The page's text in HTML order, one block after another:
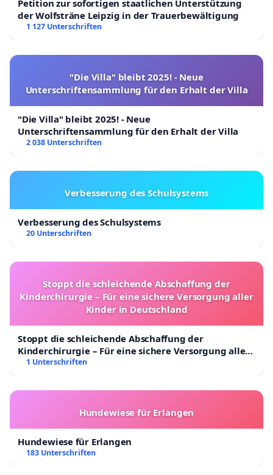
Petition zur sofortigen staatlichen Unterstützung
der Wolfsträne Leipzig in der Trauerbewältigung
1 127 Unterschriften
"Die Villa" bleibt 2025! - Neue
Unterschriftensammlung für den Erhalt der Villa
"Die Villa" bleibt 2025! - Neue
Unterschriftensammlung für den Erhalt der Villa
2 038 Unterschriften
Verbesserung des Schulsystems
Verbesserung des Schulsystems
20 Unterschriften
Stoppt die schleichende Abschaffung der
Kinderchirurgie – Für eine sichere Versorgung aller
Kinder in Deutschland
Stoppt die schleichende Abschaffung der
Kinderchirurgie – Für eine sichere Versorgung aller
Kinder in Deutschland
1 Unterschriften
Hundewiese für Erlangen
Hundewiese für Erlangen
183 Unterschriften